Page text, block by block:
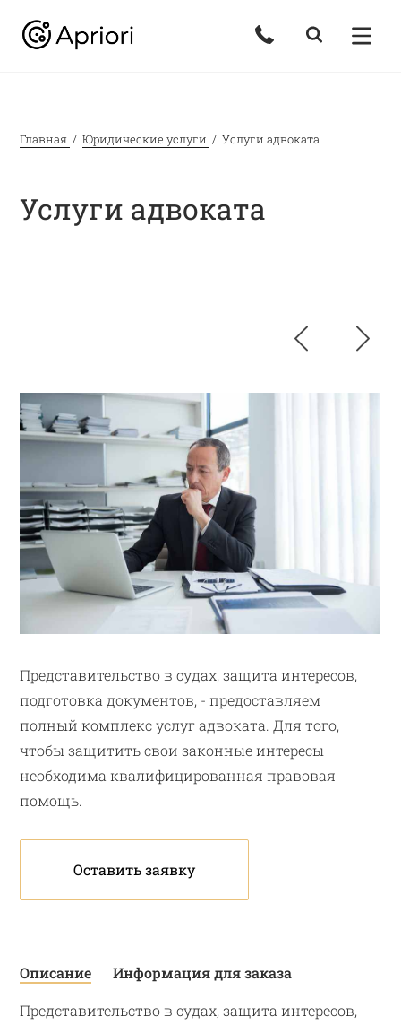
Главная Юридические услуги Услуги адвоката
Услуги адвоката
Представительство в судах, защита интересов,
подготовка документов, - предоставляем
полный комплекс услуг адвоката. Для того,
чтобы защитить свои законные интересы
необходима квалифицированная правовая
помощь.
Оставить заявку
Описание
Информация для заказа
Представительство в судах, защита интересов,